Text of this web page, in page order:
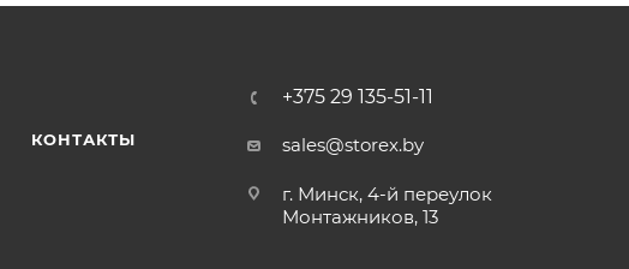
КОНТАКТЫ
+375 29 135-51-11
sales@storex.by
г. Минск, 4-й переулок
Монтажников, 13